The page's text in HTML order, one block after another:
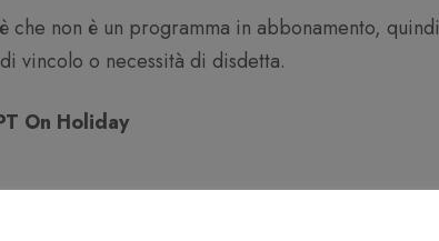
che non è un programma in abbonamento, quindi
vincolo o necessità di disdetta.
On Holiday